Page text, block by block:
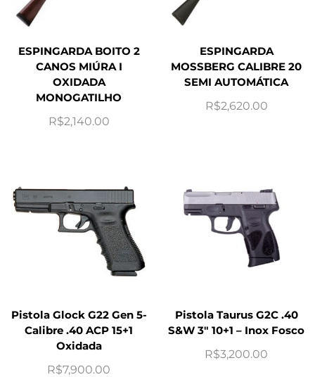
ESPINGARDA BOITO 2
CANOS MIÚRA I
OXIDADA
MONOGATILHO
R$2,140.00
ESPINGARDA
MOSSBERG CALIBRE 20
SEMI AUTOMÁTICA
R$2,620.00
Pistola Glock G22 Gen 5-
Calibre .40 ACP 15+1
Oxidada
R$7,900.00
Pistola Taurus G2C .40
S&W 3″ 10+1 – Inox Fosco
R$3,200.00